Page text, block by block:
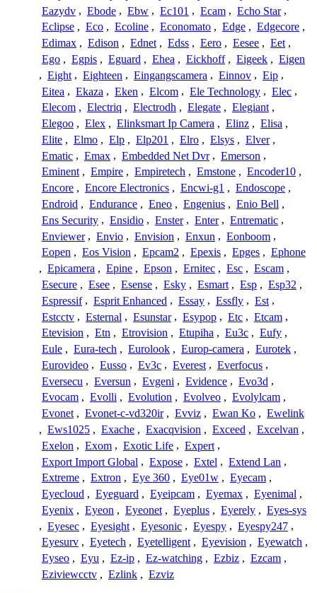
Eazydv , Ebode , Ebw , Ec101 , Ecam , Echo Star ,
Eclipse , Eco , Ecoline , Economato , Edge , Edgecore ,
Edimax , Edison , Ednet , Edss , Eero , Eesee , Eet ,
Ego , Egpis , Eguard , Ehea , Eickhoff , Eigeek , Eigen
, Eight , Eighteen , Eingangscamera , Einnov , Eip ,
Eitea , Ekaza , Eken , Elcom , Ele Technology , Elec ,
Elecom , Electriq , Electrodh , Elegate , Elegiant ,
Elegoo , Elex , Elinksmart Ip Camera , Elinz , Elisa ,
Elite , Elmo , Elp , Elp201 , Elro , Elsys , Elver ,
Ematic , Emax , Embedded Net Dvr , Emerson ,
Eminent , Empire , Empiretech , Emstone , Encoder10 ,
Encore , Encore Electronics , Encwi-g1 , Endoscope ,
Endroid , Endurance , Eneo , Engenius , Enio Bell ,
Ens Security , Ensidio , Enster , Enter , Entrematic ,
Enviewer , Envio , Envision , Enxun , Eonboom ,
Eopen , Eos Vision , Epcam2 , Epexis , Epges , Ephone
, Epicamera , Epine , Epson , Ernitec , Esc , Escam ,
Esecure , Esee , Esense , Esky , Esmart , Esp , Esp32 ,
Espressif , Esprit Enhanced , Essay , Essfly , Est ,
Estcctv , Esternal , Esunstar , Esypop , Etc , Etcam ,
Etevision , Etn , Etrovision , Etupiha , Eu3c , Eufy ,
Eule , Eura-tech , Eurolook , Europ-camera , Eurotek ,
Eurovideo , Eusso , Ev3c , Everest , Everfocus ,
Eversecu , Eversun , Evgeni , Evidence , Evo3d ,
Evocam , Evolli , Evolution , Evolveo , Evolylcam ,
Evonet , Evonet-c-vd320ir , Evviz , Ewan Ko , Ewelink
, Ews1025 , Exache , Exacqvision , Exceed , Excelvan ,
Exelon , Exom , Exotic Life , Expert ,
Export Import Global , Expose , Extel , Extend Lan ,
Extreme , Extron , Eye 360 , Eye01w , Eyecam ,
Eyecloud , Eyeguard , Eyeipcam , Eyemax , Eyenimal ,
Eyenix , Eyeon , Eyeonet , Eyeplus , Eyerely , Eyes-sys
, Eyesec , Eyesight , Eyesonic , Eyespy , Eyespy247 ,
Eyesurv , Eyetech , Eyetelligent , Eyevision , Eyewatch ,
Eyseo , Eyu , Ez-ip , Ez-watching , Ezbiz , Ezcam ,
Eziviewcctv , Ezlink , Ezviz